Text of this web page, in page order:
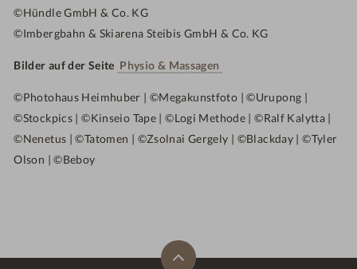
©Hündle GmbH & Co. KG
©Imbergbahn & Skiarena Steibis GmbH & Co. KG
Bilder auf der Seite Physio & Massagen
©Photohaus Heimhuber | ©Megakunstfoto |©Urupong |
©Stockpics |©Kinseio Tape |©Logi Methode |©Ralf Kalytta |
©Nenetus |©Tatomen | ©Zsolnai Gergely | ©Blackday |©Tyler
Olson |©Beboy